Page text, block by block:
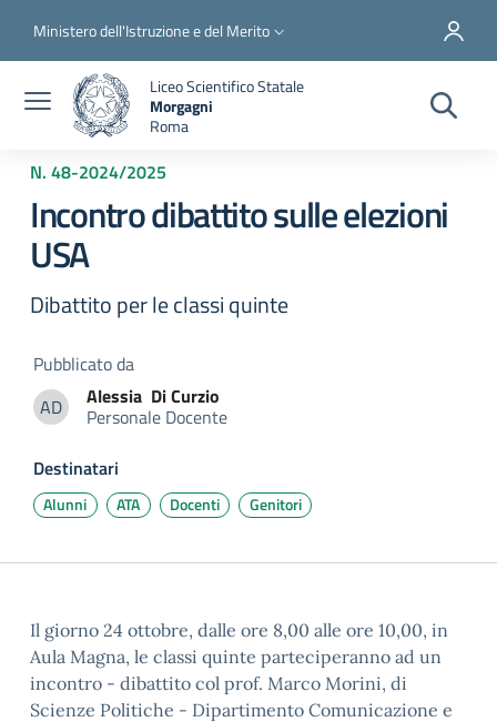
Slim top
Ministero dell'Istruzione e del Merito
Liceo Scientifico Statale
Morgagni
Roma
N. 48-2024/2025
Incontro dibattito sulle elezioni
USA
Dibattito per le classi quinte
Pubblicato da
ADAlessia Di Curzio
Alessia Di Curzio
Personale Docente
Destinatari
Alunni ATA Docenti Genitori
Il giorno 24 ottobre, dalle ore 8,00 alle ore 10,00, in
Aula Magna, le classi quinte parteciperanno ad un
incontro - dibattito col prof. Marco Morini, di
Scienze Politiche - Dipartimento Comunicazione e